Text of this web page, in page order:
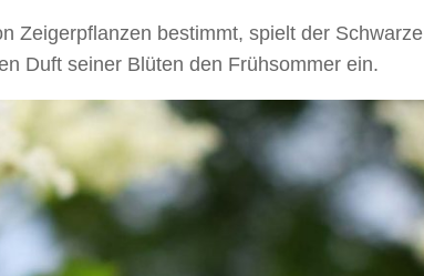
Zeigerpflanzen bestimmt, spielt der Schwarze
Duft seiner Blüten den Frühsommer ein.